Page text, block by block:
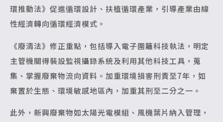
環推動法》促進循環設計、扶植循環產業，引導產業由線
性經濟轉向循環經濟模式。
《廢清法》修正重點，包括導入電子圍籬科技執法，明定
主管機關得裝設監視攝錄系統及利用其他科技工具，蒐
集、掌握廢棄物流向資料。加重環境損害刑責至7年，如
棄置於生態、環境敏感地區內，加重其刑至二分之一。
此外，新興廢棄物如太陽光電模組、風機葉片納入管理，